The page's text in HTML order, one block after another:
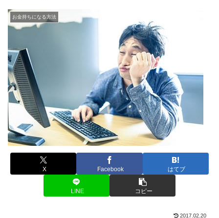
お金持ちになる方法
X Facebook はてブ
LINE コピー
2017.02.20